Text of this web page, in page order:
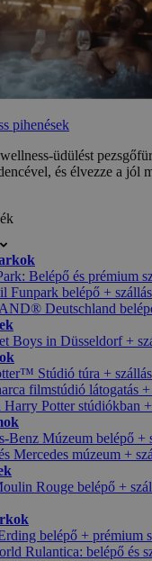
pihenések
üdülést
és élvezze a jól
Belépő és prémium
Funpark belépő + szállás
Deutschland
Boys in Düsseldorf +
Stúdió túra + szállás
filmstúdió látogatás +
Harry Potter stúdiókban
Benz Múzeum belépő +
Mercedes múzeum +
Rouge belépő +
belépő + prémium
Rulantica: belépő és